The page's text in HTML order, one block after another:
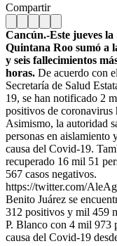
Compartir
Cancún.-Este jueves
Quintana Roo sumó a
y seis fallecimientos
horas. De acuerdo con
Secretaría de Salud
19, se han notificado 2
positivos de coronavirus
Asimismo, la autoridad
personas en aislamiento
causa del Covid-19.
recuperado 16 mil 51
567 casos negativos.
https://twitter.com/
Benito Juárez se
312 positivos y mil 459
P. Blanco con 4 mil 973
causa del Covid-19